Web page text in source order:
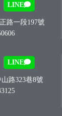
LINE
路一段197號
LINE
路323巷8號